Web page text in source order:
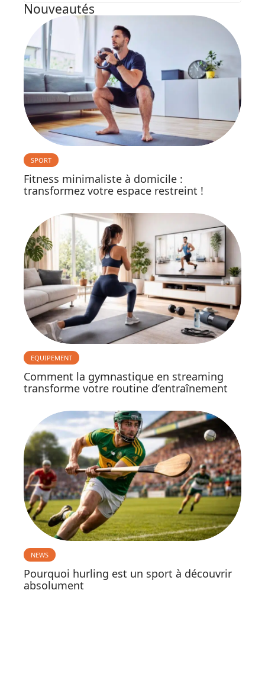
Nouveautés
SPORT
Fitness minimaliste à domicile :
transformez votre espace restreint !
EQUIPEMENT
Comment la gymnastique en streaming
transforme votre routine d’entraînement
NEWS
Pourquoi hurling est un sport à découvrir
absolument